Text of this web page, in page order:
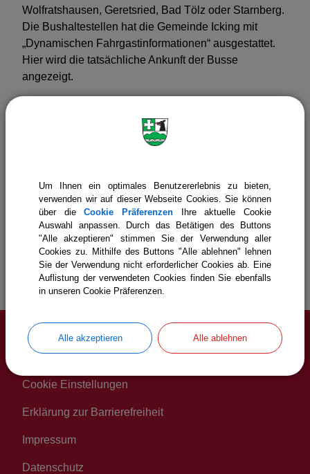
Wolfratshausen, Geretsried, Bad Tölz oder Starnberg.
Die Bushaltestellen hat die Gemeinde Icking mit
„Dynamischen Fahrgastinformationen“ ausgestattet.
Hier wird die tatsächliche Ankunft der Busse
angezeigt.
Fahrplanauskunft (mvv-muenchen.de)
Live-Standorte der Busse erkennbar, wenn man
Gemeinde Icking
Leben in Icking
Verkehr & Mobilität
Bus
Service
Cookie Einstellungen
Erklärung zur Barrierefreiheit
Impressum
Datenschutz
Um Ihnen ein optimales Benutzererlebnis zu bieten,
verwenden wir auf dieser Webseite Cookies. Sie können
über dieCookie Präferenzen Ihre aktuelle Cookie
Auswahl anpassen. Durch das Betätigen des Buttons
"Alle akzeptieren" stimmen Sie der Verwendung aller
Cookies zu. Mithilfe des Buttons "Alle ablehnen" lehnen
Sie der Verwendung nicht erforderlicher Cookies ab. Eine
Auflistung der verwendeten Cookies finden Sie ebenfalls
in unseren Cookie Präferenzen.
Alle akzeptieren Alle ablehnen